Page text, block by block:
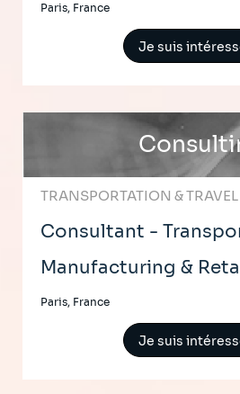
Paris, France
Je suis
TRANSPORTATION & TRAVEL
Consultant -
Manufacturing &
Paris, France
Je suis